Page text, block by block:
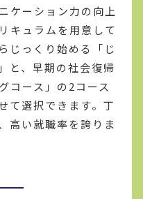
ケーション力の向上
キュラムを用意して
じっくり始める「じ
と、早期の社会復帰
コース」の2コース
て選択できます。丁
高い就職率を誇りま